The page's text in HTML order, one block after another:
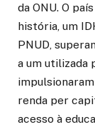
da ONU. O
história, um
PNUD,
a um utilizada
renda per
acesso à